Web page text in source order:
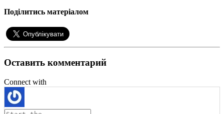
Поділитись матеріалом
Оставить комментарий
Connect with